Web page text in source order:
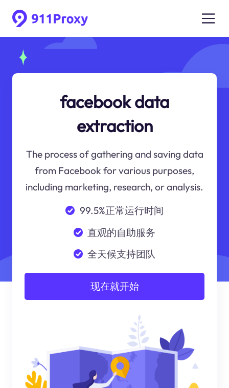
facebook data
extraction
The process of gathering and saving data
from Facebook for various purposes,
including marketing, research, or analysis.
99.5%正常运行时间
直观的自助服务
全天候支持团队
现在就开始